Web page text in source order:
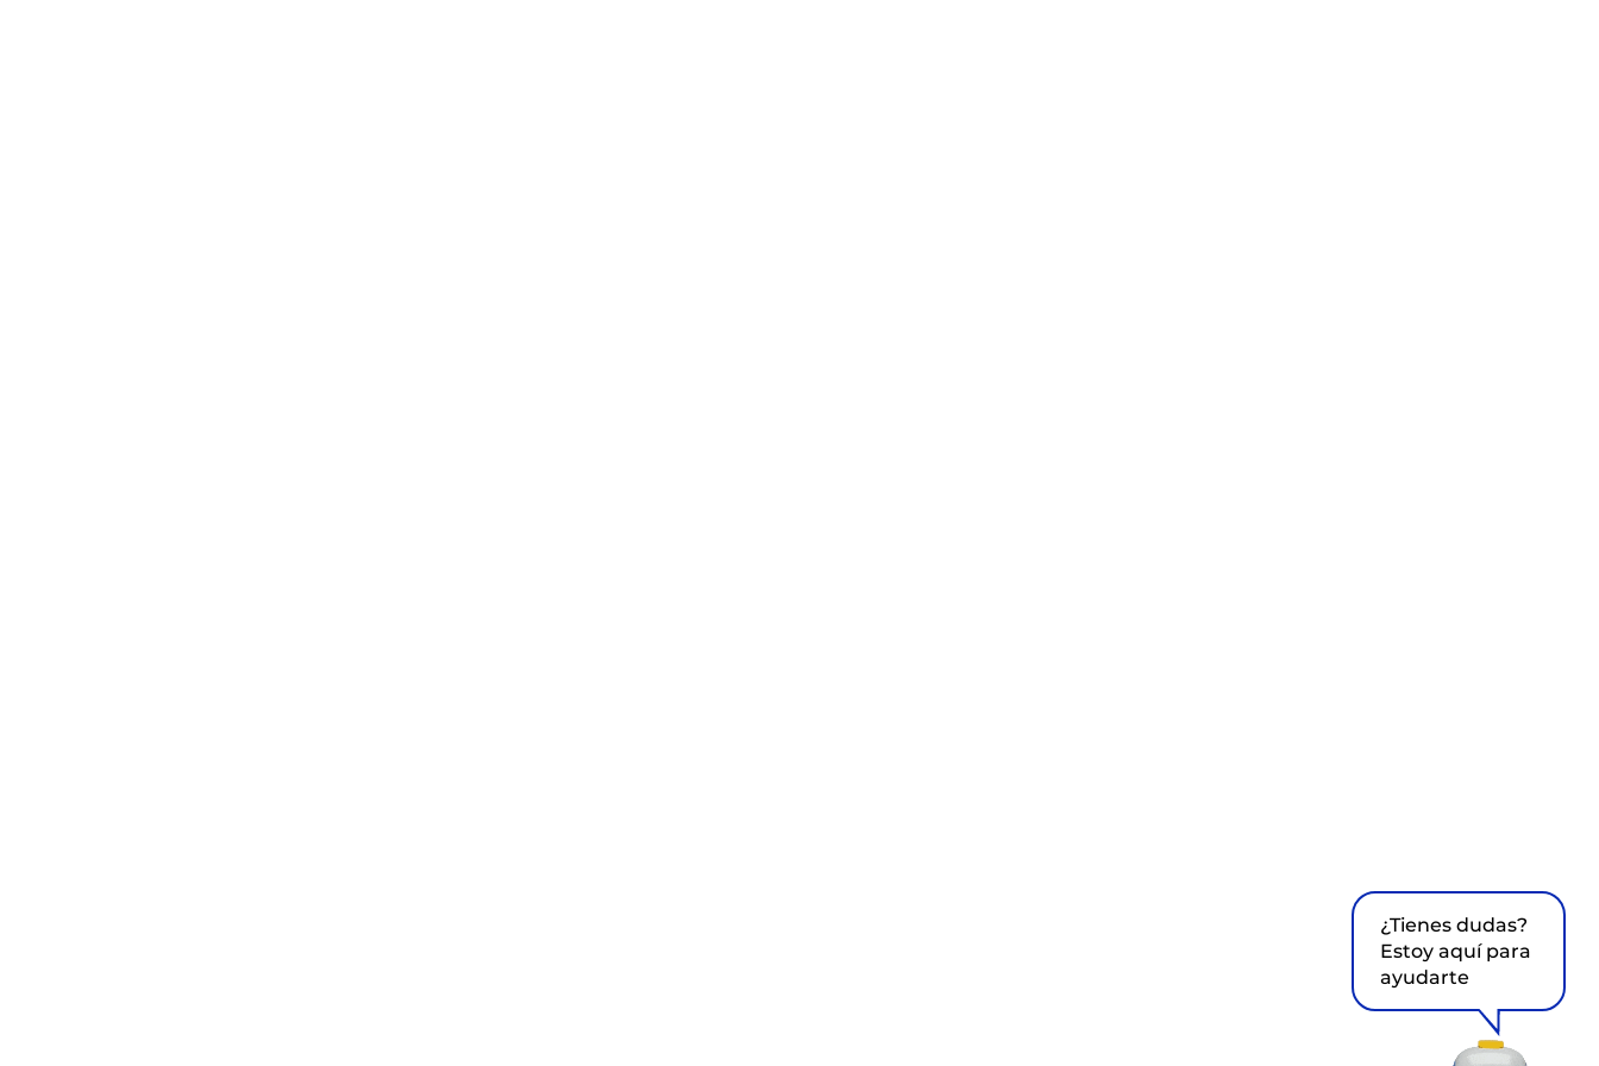
¿Tienes dudas?
Estoy aquí para
ayudarte